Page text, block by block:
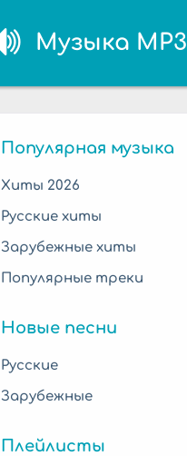
Музыка MP3
Популярная музыка
Хиты 2026
Русские хиты
Зарубежные хиты
Популярные треки
Новые песни
Русские
Зарубежные
Плейлисты